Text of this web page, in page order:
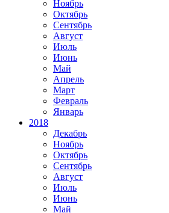
Ноябрь
Октябрь
Сентябрь
Август
Июль
Июнь
Май
Апрель
Март
Февраль
Январь
2018
Декабрь
Ноябрь
Октябрь
Сентябрь
Август
Июль
Июнь
Май